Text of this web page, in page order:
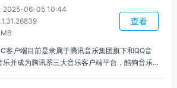
2025-06-05 10:44
查看
客户端目前是隶属于腾讯音乐集团旗下和QQ音
乐并成为腾讯系三大音乐客户端平台，酷狗音乐